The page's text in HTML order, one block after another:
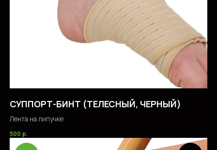
СУППОРТ-БИНТ (ТЕЛЕСНЫЙ, ЧЕРНЫЙ)
Лента на липучке
500 р.